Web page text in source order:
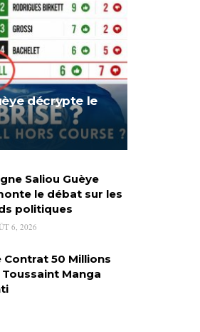
décrypte le
Saliou Guèye
le débat sur les
politiques
6, 2026
Contrat 50 Millions
Manga